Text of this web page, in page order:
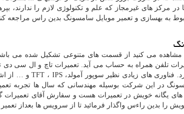
در مرکز های غیرمجاز که علم و تکنولوژی لازم را ندارند،
به بهسازی و تعمیر موبایل سامسونگ بدین راس مراجعه
مشاهده می کنید از قسمت های متنوعی تشکیل شده می
تلفن همراه به حساب می آید. تعمیرات تاچ و ال سی
های زیادی نظیر سوپور آمولد، IPS ، TFT و
از
در این شرکت بوسیله مهندسانی که سال ها تجربه
یگانه خویش در تعمیرات هست و سفارش آقای تعمیرات
بدین راءس واگذار فرمائید تا از سرویس ها بعداز تعمیر